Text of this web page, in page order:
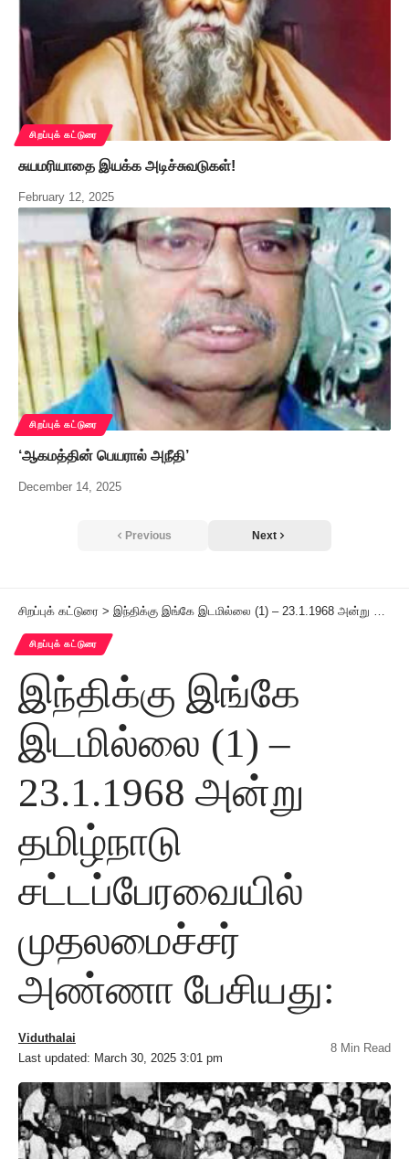
சிறப்புக் கட்டுரை
சுயமரியாதை இயக்க அடிச்சுவடுகள்!
February 12, 2025
சிறப்புக் கட்டுரை
‘ஆகமத்தின் பெயரால் அநீதி’
December 14, 2025
Previous Next
சிறப்புக் கட்டுரை > இந்திக்கு இங்கே இடமில்லை (1) – 23.1.1968 அன்று தமிழ்நாடு சட்டப்பேரவையில் முதலமைச்சர் அண்ணா பேசியது:
சிறப்புக் கட்டுரை
இந்திக்கு இங்கே
இடமில்லை (1) –
23.1.1968 அன்று
தமிழ்நாடு
சட்டப்பேரவையில்
முதலமைச்சர்
அண்ணா பேசியது:
Last updated: March 30, 2025 3:01 pm
Viduthalai
8 Min Read